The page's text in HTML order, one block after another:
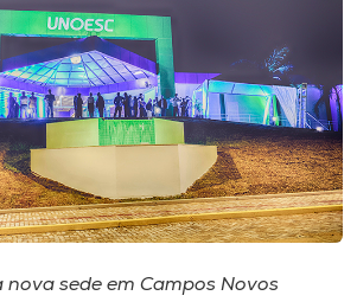
sede em Campos Novos